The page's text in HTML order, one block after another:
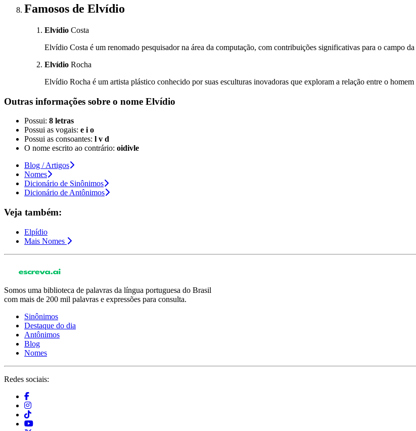
Famosos de Elvídio
Elvídio Costa
Elvídio Costa é um renomado pesquisador na área da computação, com contribuições significativas para o campo
Elvídio Rocha
Elvídio Rocha é um artista plástico conhecido por suas esculturas inovadoras que exploram a relação entre o homem
Outras informações sobre o nome Elvídio
Possui: 8 letras
Possui as vogais: e i o
Possui as consoantes: l v d
O nome escrito ao contrário: oidivle
Blog / Artigos
Nomes
Dicionário de Sinônimos
Dicionário de Antônimos
Veja também:
Elpídio
Mais Nomes
Somos uma biblioteca de palavras da língua portuguesa do Brasil
com mais de 200 mil palavras e expressões para consulta.
Sinônimos
Destaque do dia
Antônimos
Blog
Nomes
Redes sociais: